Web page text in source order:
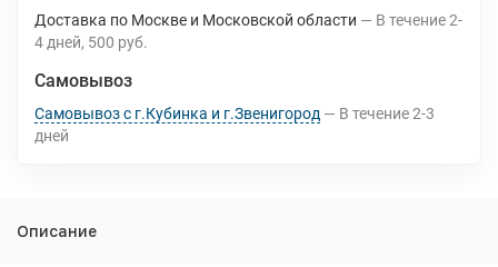
Доставка по Москве и Московской области В течение2-
4 дней 500 руб.
Самовывоз
Самовывоз с г.Кубинка и г.Звенигород В течение2-3
дней
Описание